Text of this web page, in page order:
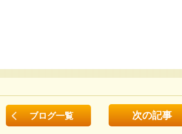
ブログ一覧 次の記事